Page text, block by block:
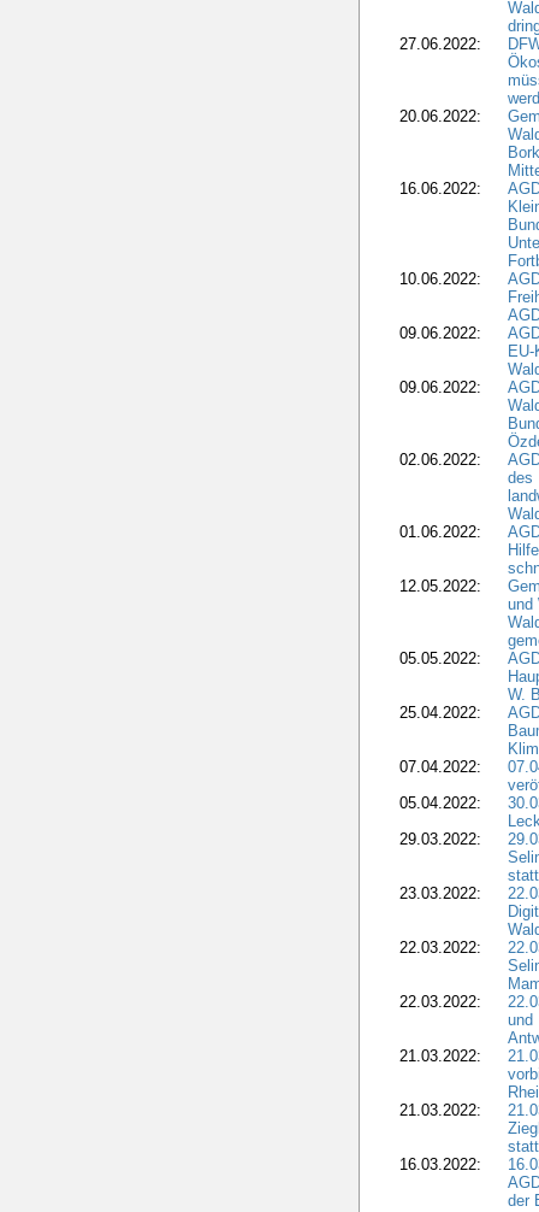
27.06.2022:
20.06.2022:
16.06.2022:
10.06.2022:
09.06.2022:
09.06.2022:
02.06.2022:
des
01.06.2022:
12.05.2022:
und
05.05.2022:
W.
25.04.2022:
07.04.2022:
05.04.2022:
29.03.2022:
23.03.2022:
22.03.2022:
22.03.2022:
und
21.03.2022:
21.03.2022:
16.03.2022:
der